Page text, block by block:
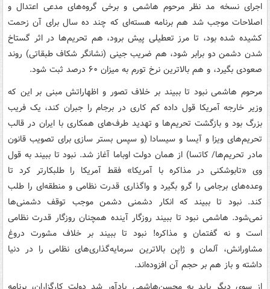
اجرای نسخه مد نظر مرحوم ‌هاشمی و برخی گروه‌های مدعی اعتدال و
اصلاحات موجب شد هم برنامه هسته‌ای که چند ده سال برای آن زحمت
کشیده شده بود، تا مرز تعطیلی پیش برود، هم تحریم‌ها در اثر گستاخ
شدن دشمن دو برابر شود، هم ضریب جینی (نشانگر شکاف طبقاتی) روند
صعودی بگیرد، و هم بالاترین نرخ تورم به میزان ۶۰ درصد ثبت شود.
مرحوم ‌هاشمی نبود تا ببیند بر خلاف تصور و اظهاراتش مبنی بر این که
وزیر خارجه آمریکا قول داده کم کاری در برجام را جبران کند، یک فریب
بزرگ بود و بازگشت تحریم‌ها و تهدید طرف‌های همکاری با ایران در قالب
تحریم‌های ویزا و آیسا و سیسادا (و سپس بستر سازی برای تصویب قانون
مادر تحریم‌ها/ کاتسا) از همان دولت اوباما آغاز شد. نبود تا ببیند به قول
وی «تابوشکنی در مذاکره با آمریکا» فقط آمریکا را طلبکارتر کرد تا
وعده‌های برجامی را گرو بگیرد و واگذاری قدرت نظامی و منطقه‌ای را طلب
کند. نبود تا ببیند که انکار دشمنی دشمن موجب توقف دشمنی‌ها
نمی‌شود.‌ هاشمی نبود تا ببیند روزگار آینده همچنان روزگار قدرت نظامی
است و نه گفتمان و مذاکره! نبود تا ببیند بر خلاف مشورت دروغ
مشاورانش، آلمان و ژاپن بالاترین سرمایه‌گذاری‌های نظامی را در دنیا
داشته و باز هم بر حجم آن افزوده‌اند.